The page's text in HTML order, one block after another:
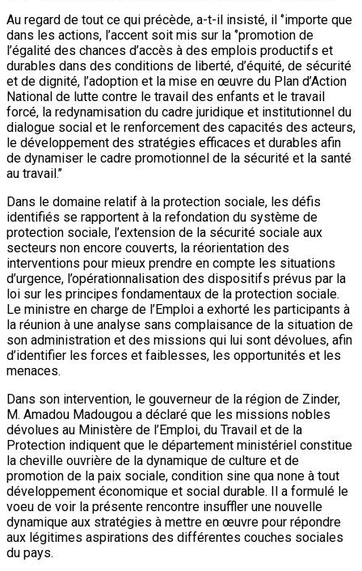
Au regard de tout ce qui précède, a-t-il insisté, il ‘’importe que
dans les actions, l’accent soit mis sur la ‘’promotion de
l’égalité des chances d’accès à des emplois productifs et
durables dans des conditions de liberté, d’équité, de sécurité
et de dignité, l’adoption et la mise en œuvre du Plan d’Action
National de lutte contre le travail des enfants et le travail
forcé, la redynamisation du cadre juridique et institutionnel du
dialogue social et le renforcement des capacités des acteurs,
le développement des stratégies efficaces et durables afin
de dynamiser le cadre promotionnel de la sécurité et la santé
au travail.’’
Dans le domaine relatif à la protection sociale, les défis
identifiés se rapportent à la refondation du système de
protection sociale, l’extension de la sécurité sociale aux
secteurs non encore couverts, la réorientation des
interventions pour mieux prendre en compte les situations
d’urgence, l’opérationnalisation des dispositifs prévus par la
loi sur les principes fondamentaux de la protection sociale.
Le ministre en charge de l’Emploi a exhorté les participants à
la réunion à une analyse sans complaisance de la situation de
son administration et des missions qui lui sont dévolues, afin
d’identifier les forces et faiblesses, les opportunités et les
menaces.
Dans son intervention, le gouverneur de la région de Zinder,
M. Amadou Madougou a déclaré que les missions nobles
dévolues au Ministère de l’Emploi, du Travail et de la
Protection indiquent que le département ministériel constitue
la cheville ouvrière de la dynamique de culture et de
promotion de la paix sociale, condition sine qua none à tout
développement économique et social durable. Il a formulé le
voeu de voir la présente rencontre insuffler une nouvelle
dynamique aux stratégies à mettre en œuvre pour répondre
aux légitimes aspirations des différentes couches sociales
du pays.